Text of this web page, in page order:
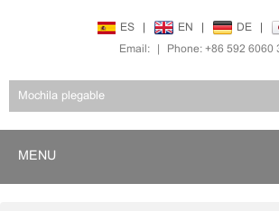
ES | EN | DE |
Email: | Phone: +86 592 6060
MENU